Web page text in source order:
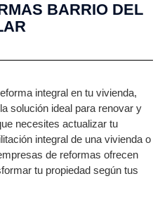
BARRIO DEL
integral en tu vivienda,
solución ideal para renovar y
necesites actualizar tu
integral de una vivienda o
de reformas ofrecen
tu propiedad según tus